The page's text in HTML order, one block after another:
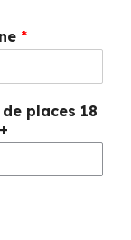
*
places 18